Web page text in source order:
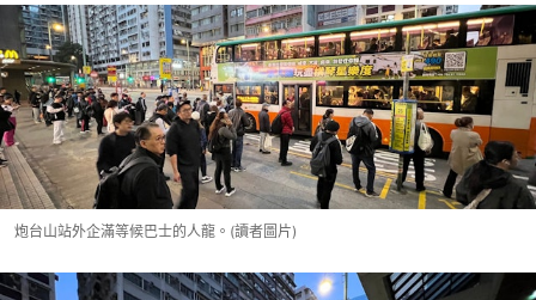
炮台山站外企滿等候巴士的人龍。(讀者圖片)